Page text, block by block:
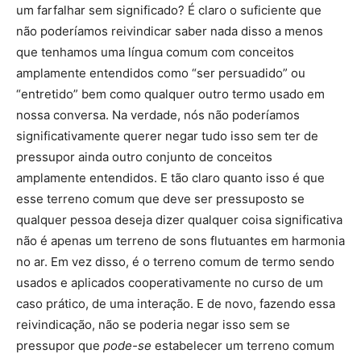
um farfalhar sem significado? É claro o suficiente que
não poderíamos reivindicar saber nada disso a menos
que tenhamos uma língua comum com conceitos
amplamente entendidos como “ser persuadido” ou
“entretido” bem como qualquer outro termo usado em
nossa conversa. Na verdade, nós não poderíamos
significativamente querer negar tudo isso sem ter de
pressupor ainda outro conjunto de conceitos
amplamente entendidos. E tão claro quanto isso é que
esse terreno comum que deve ser pressuposto se
qualquer pessoa deseja dizer qualquer coisa significativa
não é apenas um terreno de sons flutuantes em harmonia
no ar. Em vez disso, é o terreno comum de termo sendo
usados e aplicados cooperativamente no curso de um
caso prático, de uma interação. E de novo, fazendo essa
reivindicação, não se poderia negar isso sem se
pressupor que pode-se estabelecer um terreno comum